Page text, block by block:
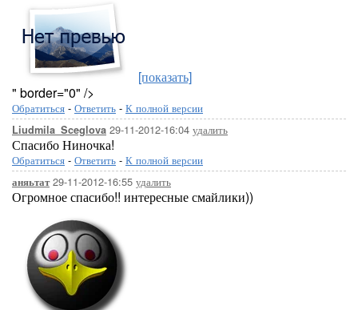
[показать]
" border="0" />
Обратиться - Ответить - К полной версии
Liudmila_Sceglova 29-11-2012-16:04 удалить
Спасибо Ниночка!
Обратиться - Ответить - К полной версии
аняьтат29-11-2012-16:55 удалить
Огромное спасибо!! интересные смайлики))